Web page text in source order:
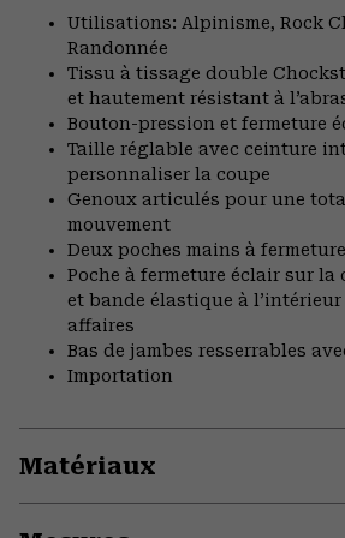
Utilisations: Alpinisme, Rock
Randonnée
Tissu à tissage double
et hautement résistant à
Bouton-pression et fermeture
Taille réglable avec ceinture
personnaliser la coupe
Genoux articulés pour une
mouvement
Deux poches mains à
Poche à fermeture éclair sur la
et bande élastique à
affaires
Bas de jambes resserrables
Importation
Matériaux